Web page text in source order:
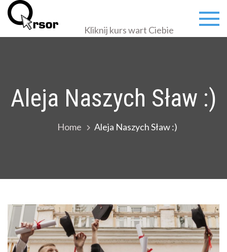
Kliknij kurs wart Ciebie
Aleja Naszych Sław :)
Home Aleja Naszych Sław :)